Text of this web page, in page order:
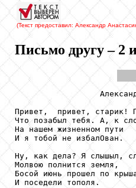
(Текст предоставил: Александр
Письмо другу – 2
Привет,  привет, старик!
Что позабыл тебя. А, к
На нашем жизненном пути
И я тобой не избалОван.
Ну, как дела? Я слышыл,
Молвою полнится земля,
Босой июнь прошел по
И поседели тополя.